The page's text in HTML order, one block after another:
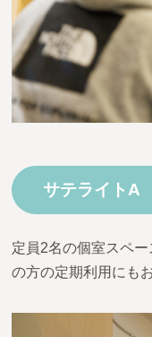
サテライトA
定員2名の個室スペ
の方の定期利用にも